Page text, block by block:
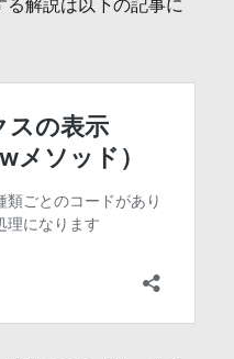
解説は以下の記事に